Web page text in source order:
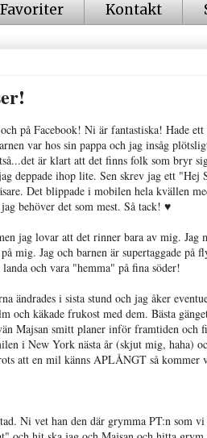
Favoriter Kontakt
på Facebook! Ni är fantastiska! Hade
var hos sin pappa och jag insåg
är klart att det finns folk som bryr
deppade ihop lite. Sen skrev jag ett
Det blippade i mobilen hela kvällen
behöver det som mest. Så tack! ♥
jag lovar att det rinner bara av mig.
mig. Jag och barnen är supertaggade
och vara "hemma" på fina söder!
ändrades i sista stund och jag åker
och käkade frukost med dem. Bästa
Majsan smitt planer inför framtiden
i New York nästa år (skjut mig, haha)
att en mil känns APLÅNGT så
Ni vet han den där grymma PT:n som